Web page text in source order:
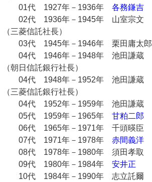
01代 1927年－1936年 各務鎌吉
02代 1936年－1945年 山室宗文
（三菱信託社長）
03代 1945年－1946年 栗田庸太郎
04代 1946年－1948年 池田謙蔵
（朝日信託銀行社長）
04代 1948年－1952年 池田謙蔵
（三菱信託銀行社長）
04代 1952年－1959年 池田謙蔵
05代 1959年－1965年 甘粕二郎
06代 1965年－1971年 千頭暎臣
07代 1971年－1978年 赤間義洋
08代 1978年－1980年 須田孝取
09代 1980年－1984年 安井正
10代 1984年－1990年 志立託爾